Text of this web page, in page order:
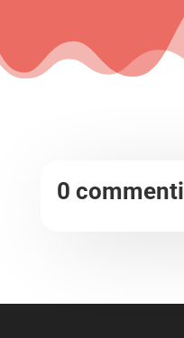
0 commenti